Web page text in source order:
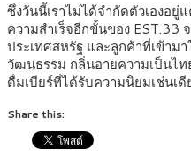
ซึ่งวันนี้เราไม่ได้จำกัดตัวเองอ
ความสำเร็จอีกขั้นของ EST.33
ประเทศสหรัฐ และลูกค้าที่เข้าม
วัฒนธรรม กลิ่นอายความเป็นไท
ดื่มเบียร์ที่ได้รับความนิยมเช่นเ
Share this: